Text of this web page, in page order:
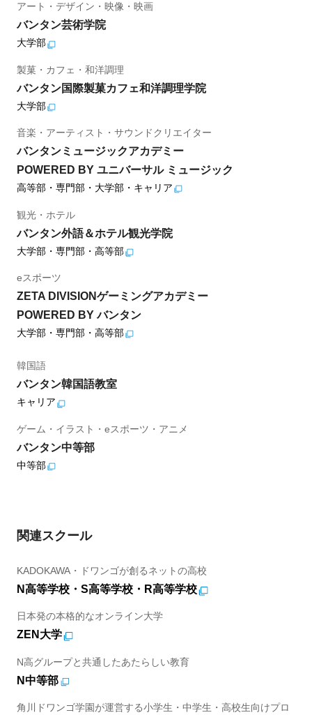
アート・デザイン・映像・映画
バンタン芸術学院
大学部
製菓・カフェ・和洋調理
バンタン国際製菓カフェ和洋調理学院
大学部
音楽・アーティスト・サウンドクリエイター
バンタンミュージックアカデミー
POWERED BY ユニバーサル ミュージック
高等部・専門部・大学部・キャリア
観光・ホテル
バンタン外語＆ホテル観光学院
大学部・専門部・高等部
eスポーツ
ZETA DIVISIONゲーミングアカデミー
POWERED BY バンタン
大学部・専門部・高等部
韓国語
バンタン韓国語教室
キャリア
ゲーム・イラスト・eスポーツ・アニメ
バンタン中等部
中等部
関連スクール
KADOKAWA・ドワンゴが創るネットの高校
N高等学校・S高等学校・R高等学校
日本発の本格的なオンライン大学
ZEN大学
N高グループと共通したあたらしい教育
N中等部
角川ドワンゴ学園が運営する小学生・中学生・高校生向けプロ